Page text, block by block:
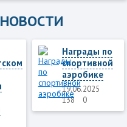
Награды по
спортивной
аэробике
19.06.2025
138
0